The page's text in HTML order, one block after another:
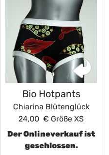
Bio Hotpants
Chiarina Blütenglück
24,00 € Größe XS
Der Onlineverkauf ist
geschlossen.